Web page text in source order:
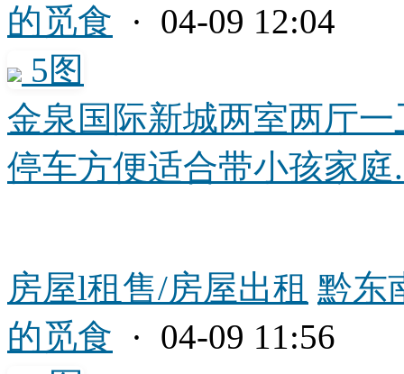
的觅食
· 04-09 12:04
5图
金泉国际新城两室两厅
停车方便适合带小孩家庭
房屋l租售/房屋出租 黔东
的觅食
· 04-09 11:56